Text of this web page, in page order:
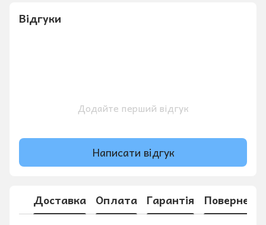
Відгуки
Додайте перший відгук
Написати відгук
Доставка Оплата Гарантія